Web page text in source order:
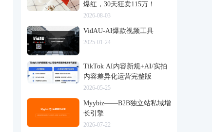
爆红，30天狂卖115万！
2026-08-03
VidAU-AI爆款视频工具
2025-01-24
TikTok AI内容新规+AI/实拍
内容差异化运营完整版
2026-05-25
Myybiz——B2B独立站私域增
长引擎
2026-07-22